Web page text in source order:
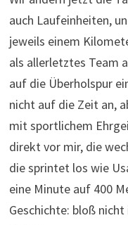
die sprintet los wie
eine Minute auf 400
Geschichte: bloß nicht
folgen.
Es wird voller und
eine lange Run-Bike-
auf denen uns der
nur die Radler und